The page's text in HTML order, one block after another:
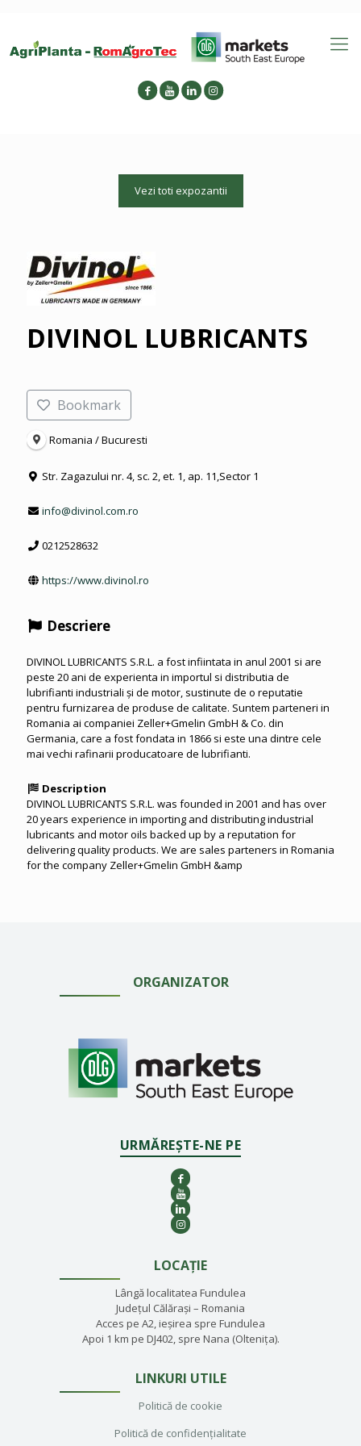
Vezi toti expozantii
DIVINOL LUBRICANTS
Bookmark
Romania / Bucuresti
Str. Zagazului nr. 4, sc. 2, et. 1, ap. 11,Sector 1
info@divinol.com.ro
0212528632
https://www.divinol.ro
Descriere
DIVINOL LUBRICANTS S.R.L. a fost infiintata in anul 2001 si are
peste 20 ani de experienta in importul si distributia de
lubrifianti industriali şi de motor, sustinute de o reputatie
pentru furnizarea de produse de calitate. Suntem parteneri in
Romania ai companiei Zeller+Gmelin GmbH & Co. din
Germania, care a fost fondata in 1866 si este una dintre cele
mai vechi rafinarii producatoare de lubrifianti.
Description
DIVINOL LUBRICANTS S.R.L. was founded in 2001 and has over
20 years experience in importing and distributing industrial
lubricants and motor oils backed up by a reputation for
delivering quality products. We are sales parteners in Romania
for the company Zeller+Gmelin GmbH &amp
ORGANIZATOR
URMĂREȘTE-NE PE
LOCAȚIE
Lângă localitatea Fundulea
Județul Călărași – Romania
Acces pe A2, ieșirea spre Fundulea
Apoi 1 km pe DJ402, spre Nana (Oltenița).
LINKURI UTILE
Politică de cookie
Politică de confidențialitate